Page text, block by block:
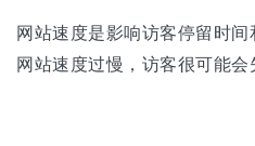
网站速度是影响访客停留时
网站速度过慢，访客很可能会